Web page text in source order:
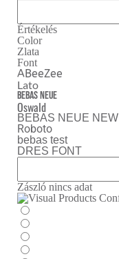
Értékelés
Color
Zlata
Font
ABeeZee
Lato
Bebas Neue
Oswald
BEBAS NEUE NEW
Roboto
bebas test
DRES FONT
Zászló nincs adat